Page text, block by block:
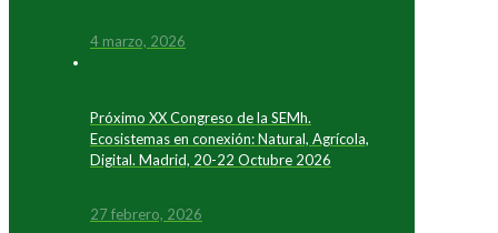
4 marzo, 2026
Próximo XX Congreso de la SEMh.
Ecosistemas en conexión: Natural, Agrícola,
Digital. Madrid, 20-22 Octubre 2026
27 febrero, 2026